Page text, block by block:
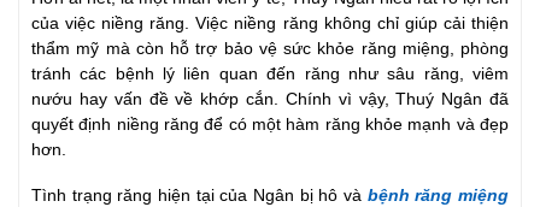
của việc niềng răng. Việc niềng răng không chỉ giúp cải thiện
thẩm mỹ mà còn hỗ trợ bảo vệ sức khỏe răng miệng, phòng
tránh các bệnh lý liên quan đến răng như sâu răng, viêm
nướu hay vấn đề về khớp cắn. Chính vì vậy, Thuý Ngân đã
quyết định niềng răng để có một hàm răng khỏe mạnh và đẹp
hơn.
Tình trạng răng hiện tại của Ngân bị hô và bệnh răng miệng